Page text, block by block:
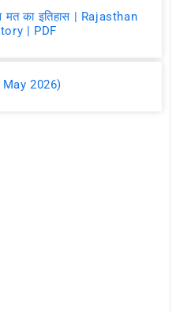
मत का इतिहास | Rajasthan
| PDF
2026)